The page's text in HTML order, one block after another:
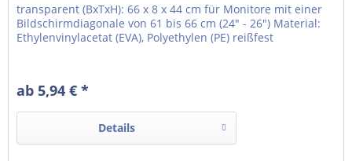
transparent (BxTxH): 66 x 8 x 44 cm für Monitore mit einer
Bildschirmdiagonale von 61 bis 66 cm (24" - 26") Material:
Ethylenvinylacetat (EVA), Polyethylen (PE) reißfest
ab 5,94 € *
Details